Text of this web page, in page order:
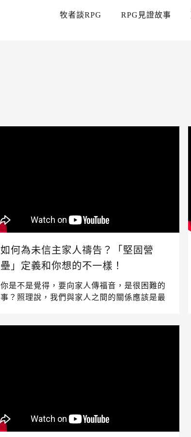
牧者談RPG RPG見證故事
如何為未信主家人禱告？「堅固營
壘」定義和你想的不一樣！
你是不是覺得，要向家人傳福音，是很困難的
事？照理說，我們與家人之間的關係應該是最